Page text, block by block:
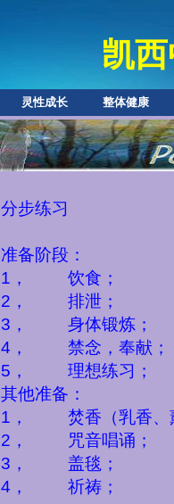
凯
灵性成长 整体健康
分步练习
准备阶段：
1 ，
饮食；
2 ，
排泄；
3 ，
身体锻炼；
4 ，
禁念，奉献；
5 ，
理想练习；
其他准备：
1 ，
焚香（乳香
2 ，
咒音唱诵；
3 ，
盖毯；
4 ， 祈祷；